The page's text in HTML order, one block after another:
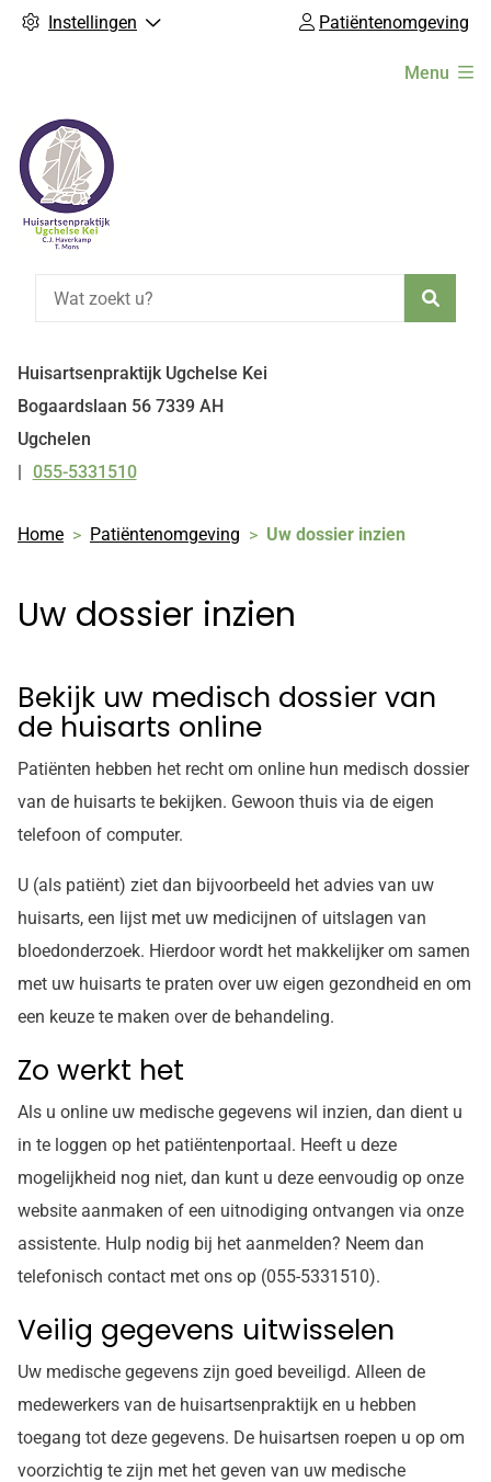
Instellingen Patiëntenomgeving
Menu
Huisartsenpraktijk Ugchelse Kei
Bogaardslaan 56 7339 AH
Ugchelen
Tel:
055-5331510
Home Patiëntenomgeving Uw dossier inzien
Uw dossier inzien
Bekijk uw medisch dossier van
de huisarts online
Patiënten hebben het recht om online hun medisch dossier
van de huisarts te bekijken. Gewoon thuis via de eigen
telefoon of computer.
U (als patiënt) ziet dan bijvoorbeeld het advies van uw
huisarts, een lijst met uw medicijnen of uitslagen van
bloedonderzoek. Hierdoor wordt het makkelijker om samen
met uw huisarts te praten over uw eigen gezondheid en om
een keuze te maken over de behandeling.
Zo werkt het
Als u online uw medische gegevens wil inzien, dan dient u
in te loggen op het patiëntenportaal. Heeft u deze
mogelijkheid nog niet, dan kunt u deze eenvoudig op onze
website aanmaken of een uitnodiging ontvangen via onze
assistente. Hulp nodig bij het aanmelden? Neem dan
telefonisch contact met ons op (055-5331510).
Veilig gegevens uitwisselen
Uw medische gegevens zijn goed beveiligd. Alleen de
medewerkers van de huisartsenpraktijk en u hebben
toegang tot deze gegevens. De huisartsen roepen u op om
voorzichtig te zijn met het geven van uw medische